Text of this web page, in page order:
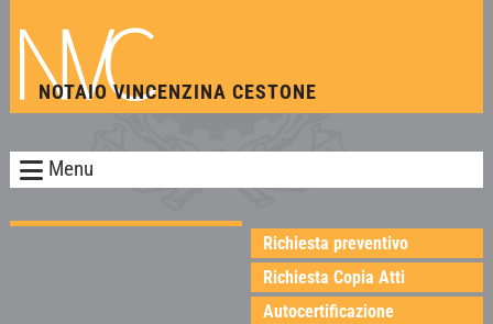
NOTAIO VINCENZINA CESTONE
Menu
Richiesta preventivo
Richiesta Copia Atti
Autocertificazione